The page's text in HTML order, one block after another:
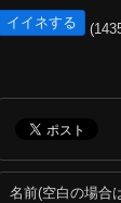
イイネする
名前(空白の場合